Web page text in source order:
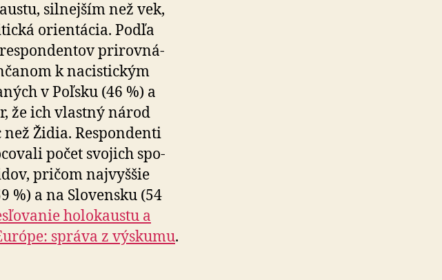
silnejším než vek,
orientácia. Podľa
pri­rov­ná­
k nacistickým
v Poľsku (46 %) a
že ich vlastný národ
Židia. Respondenti
počet svojich spo­
pričom najvyššie
%) a na Slovensku (54
holokaustu a
správa z výskumu.